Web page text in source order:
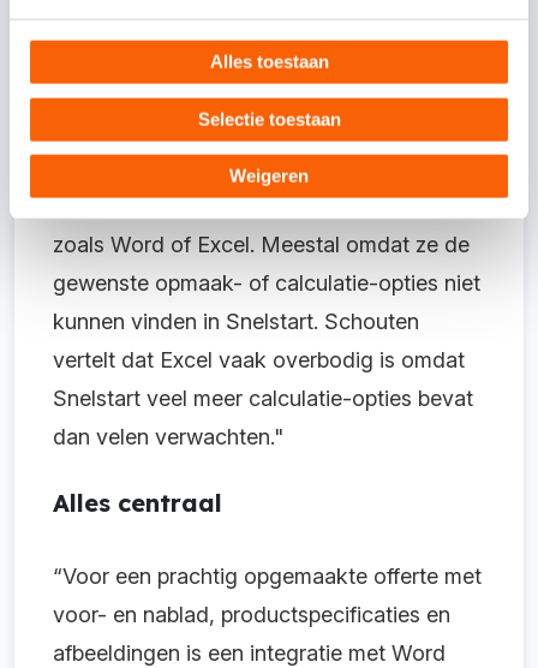
Alles toestaan
Selectie toestaan
Weigeren
onde
ers
ook vaak aan geautomatiseerde offertes
vanuit Snelstart. Bedrijven gebruiken voor
offertes regelmatig een ander programma,
zoals Word of Excel. Meestal omdat ze de
gewenste opmaak- of calculatie-opties niet
kunnen vinden in Snelstart. Schouten
vertelt dat Excel vaak overbodig is omdat
Snelstart veel meer calculatie-opties bevat
dan velen verwachten."
Alles centraal
“Voor een prachtig opgemaakte offerte met
voor- en nablad, productspecificaties en
afbeeldingen is een integratie met Word